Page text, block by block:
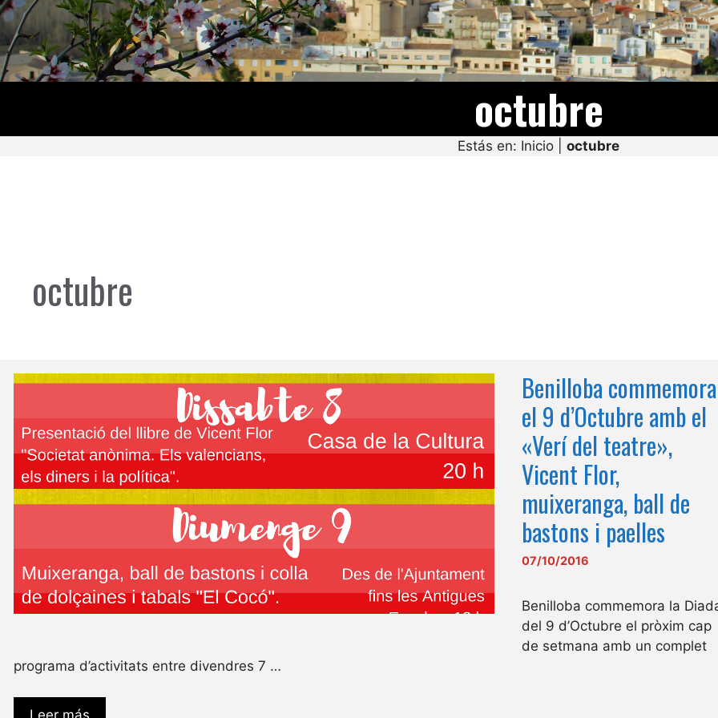
octubre
Estás en: Inicio octubre
octubre
Benilloba commemora
el 9 d’Octubre amb el
«Verí del teatre»,
Vicent Flor,
muixeranga, ball de
bastons i paelles
07/10/2016
Benilloba commemora la
del 9 d’Octubre el pròxim cap
de setmana amb un complet
programa d’activitats entre divendres 7 …
Leer más